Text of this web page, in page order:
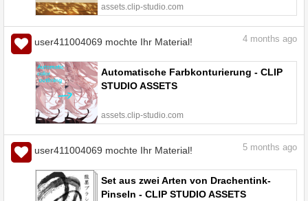
assets.clip-studio.com
user411004069 mochte Ihr Material! 4 months ago
Automatische Farbkonturierung - CLIP
STUDIO ASSETS
assets.clip-studio.com
user411004069 mochte Ihr Material! 5 months ago
Set aus zwei Arten von Drachentink-
Pinseln - CLIP STUDIO ASSETS